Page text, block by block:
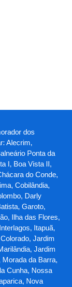
dos
Alecrim,
Ponta da
I, Boa Vista II,
do Conde,
Cobilândia,
Darly
Garoto,
Ilha das Flores,
Itapuã,
Jardim
Jardim
da Barra,
Cunha, Nossa
Nova